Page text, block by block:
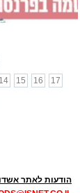
14 15 16
17
הודעות לאתר